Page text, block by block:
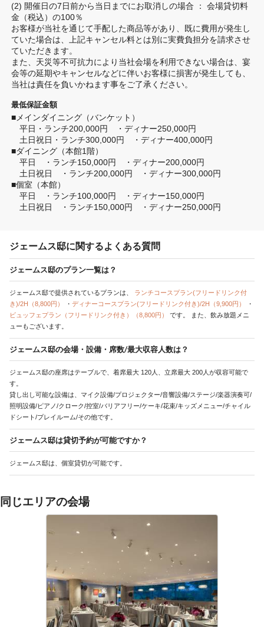
(2) 開催日の7日前から当日までにお取消しの場合 ： 会場貸切料
金（税込）の100％
お客様が当社を通じて手配した商品等があり、既に費用が発生し
ていた場合は、上記キャンセル料とは別に実費負担分を請求させ
ていただきます。
また、天災等不可抗力により当社会場を利用できない場合は、宴
会等の延期やキャンセルなどに伴いお客様に損害が発生しても、
当社は責任を負いかねます事をご了承ください。
最低保証金額
■メインダイニング（バンケット）
平日・ランチ200,000円　・ディナー250,000円
土日祝日・ランチ300,000円　・ディナー400,000円
■ダイニング（本館1階）
平日　・ランチ150,000円　・ディナー200,000円
土日祝日　・ランチ200,000円　・ディナー300,000円
■個室（本館）
平日　・ランチ100,000円　・ディナー150,000円
土日祝日　・ランチ150,000円　・ディナー250,000円
ジェームス邸に関するよくある質問
ジェームス邸のプラン一覧は？
ジェームス邸で提供されているプランは、 ランチコースプラン(フリードリンク付
き)/2H（8,800円）
・ ディナーコースプラン(フリードリンク付き)/2H（9,900円）
・
ビュッフェプラン（フリードリンク付き）（8,800円） です。
また、飲み放題メニ
ューもございます。
ジェームス邸の会場・設備・席数/最大収容人数は？
ジェームス邸の座席はテーブルで、着席最大 120人、立席最大 200人が収容可能で
す。
貸し出し可能な設備は、マイク設備/プロジェクター/音響設備/ステージ/楽器演奏可/
照明設備/ピアノ/クローク/控室/バリアフリー/ケーキ/花束/キッズメニュー/チャイル
ドシート/プレイルーム/その他です。
ジェームス邸は貸切予約が可能ですか？
ジェームス邸は、個室貸切が可能です。
同じエリアの会場